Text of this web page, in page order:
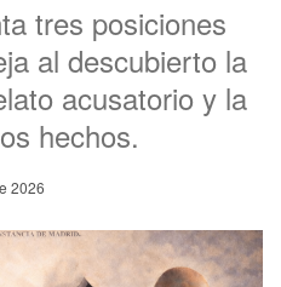
tres posiciones
al descubierto la
acusatorio y la
hechos.
2026